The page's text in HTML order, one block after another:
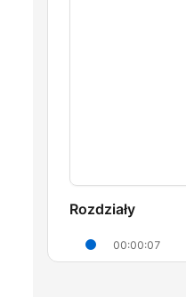
Rozdziały
00:00:07